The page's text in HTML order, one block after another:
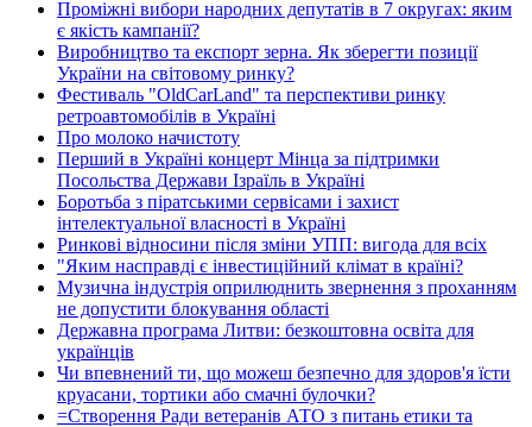
Проміжні вибори народних депутатів в 7 округах: яким
є якість кампанії?
Виробництво та експорт зерна. Як зберегти позиції
України на світовому ринку?
Фестиваль "OldCarLand" та перспективи ринку
ретроавтомобілів в Україні
Про молоко начистоту
Перший в Україні концерт Мінца за підтримки
Посольства Держави Ізраїль в Україні
Боротьба з піратськими сервісами і захист
інтелектуальної власності в Україні
Ринкові відносини після зміни УПП: вигода для всіх
"Яким насправді є інвестиційний клімат в країні?
Музична індустрія оприлюднить звернення з проханням
не допустити блокування області
Державна програма Литви: безкоштовна освіта для
українців
Чи впевнений ти, що можеш безпечно для здоров'я їсти
круасани, тортики або смачні булочки?
=Створення Ради ветеранів АТО з питань етики та